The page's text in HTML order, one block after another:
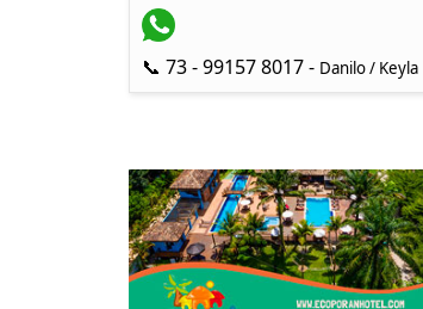
📞 73 - 99157 8017 - Danilo / Keyla